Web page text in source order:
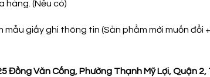
hàng. (Nếu có)
mẫu giấy ghi thông tin (Sản phẩm mới muốn
Đồng Văn Cống, Phường Thạnh Mỹ Lợi, Quận 2,